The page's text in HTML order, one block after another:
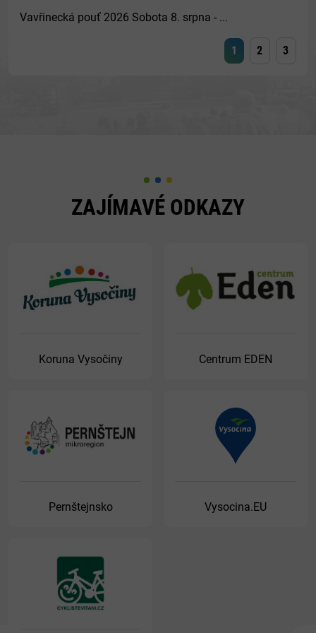
Vavřinecká pouť 2026 Sobota 8. srpna - ...
1 2 3
ZAJÍMAVÉ ODKAZY
Koruna Vysočiny Centrum EDEN
Pernštejnsko Vysocina.EU